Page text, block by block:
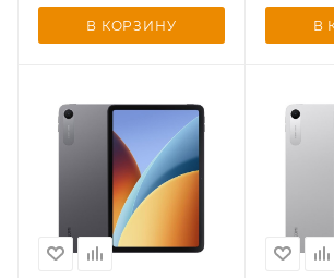
В КОРЗИНУ В
недели
Остались вопросы?
8 800 302-02-51